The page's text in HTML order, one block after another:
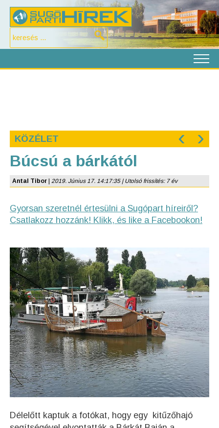
KÖZÉLET ‹ ›
Búcsú a bárkától
Antal Tibor 2019. Június 17. 14:17:35 | Utolsó frissítés: 7 év
Gyorsan szeretnél értesülni a Sugópart híreiről?
Csatlakozz hozzánk! Klikk, és like a Facebookon!
Délelőtt kaptuk a fotókat, hogy egy kitűzőhajó